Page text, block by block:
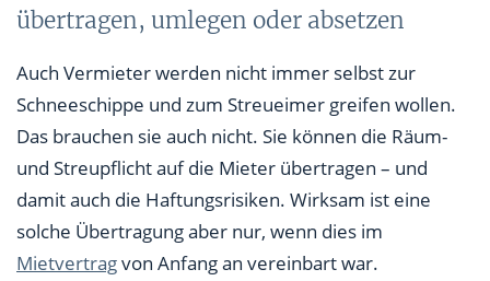
übertragen, umlegen oder absetzen
Auch Vermieter werden nicht immer selbst zur
Schneeschippe und zum Streueimer greifen wollen.
Das brauchen sie auch nicht. Sie können die Räum-
und Streupflicht auf die Mieter übertragen – und
damit auch die Haftungsrisiken. Wirksam ist eine
solche Übertragung aber nur, wenn dies im
Mietvertragvon Anfang an vereinbart war.